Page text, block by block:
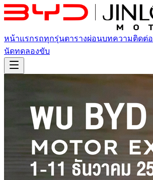
หน้าแรกรถทุกรุ่นตารางผ่อนบทความติดต่อ
นัดทดลองขับ